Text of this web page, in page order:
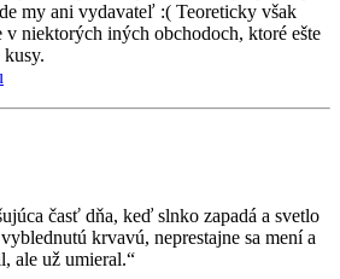
my ani vydavateľ :( Teoreticky však
v niektorých iných obchodoch, ktoré ešte
kusy.
časť dňa, keď slnko zapadá a svetlo
krvavú, neprestajne sa mení a
ale už umieral.